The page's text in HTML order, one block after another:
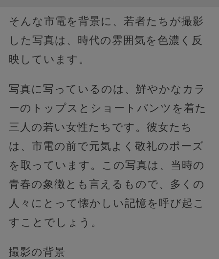
そんな市電を背景に、若者たちが撮影
した写真は、時代の雰囲気を色濃く反
映しています。
写真に写っているのは、鮮やかなカラ
ーのトップスとショートパンツを着た
三人の若い女性たちです。彼女たち
は、市電の前で元気よく敬礼のポーズ
を取っています。この写真は、当時の
青春の象徴とも言えるもので、多くの
人々にとって懐かしい記憶を呼び起こ
すことでしょう。
撮影の背景